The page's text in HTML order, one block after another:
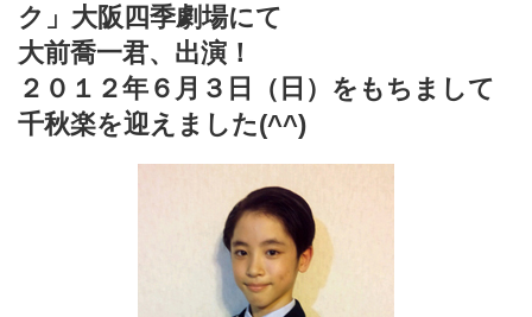
ク」大阪四季劇場にて
大前喬一君、出演！
２０１２年６月３日（日）をもちまして
千秋楽を迎えました(^^)